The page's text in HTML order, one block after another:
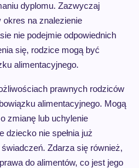
dyplomu. Zazwyczaj
na znalezienie
nie podejmie odpowiednich
się, rodzice mogą być
alimentacyjnego.
prawnych rodziców
alimentacyjnego. Mogą
zmianę lub uchylenie
dziecko nie spełnia już
Zdarza się również,
do alimentów, co jest jego